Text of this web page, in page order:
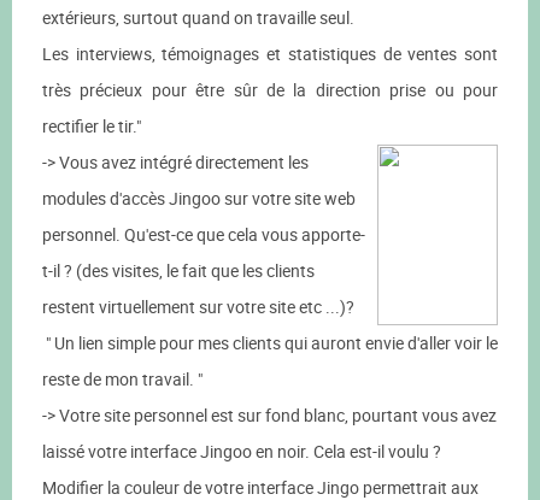
extérieurs, surtout quand on travaille seul.
Les interviews, témoignages et statistiques de ventes sont
très précieux pour être sûr de la direction prise ou pour
rectifier le tir."
-> Vous avez intégré directement les
modules d'accès Jingoo sur votre site web
personnel. Qu'est-ce que cela vous apporte-
t-il ? (des visites, le fait que les clients
restent virtuellement sur votre site etc ...)?
" Un lien simple pour mes clients qui auront envie d'aller voir le
reste de mon travail. "
-> Votre site personnel est sur fond blanc, pourtant vous avez
laissé votre interface Jingoo en noir. Cela est-il voulu ?
Modifier la couleur de votre interface Jingo permettrait aux